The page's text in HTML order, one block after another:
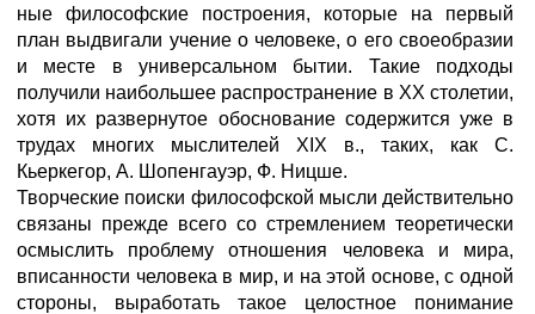
ные философские построения, которые на первый
план выдвигали учение о человеке, о его своеобразии
и месте в универсальном бытии. Такие подходы
получили наибольшее распространение в XX столетии,
хотя их развернутое обоснование содержится уже в
трудах многих мыслителей XIX в., таких, как С.
Кьеркегор, А. Шопенгауэр, Ф. Ницше.
Творческие поиски философской мысли действительно
связаны прежде всего со стремлением теоретически
осмыслить проблему отношения человека и мира,
вписанности человека в мир, и на этой основе, с одной
стороны, выработать такое целостное понимание